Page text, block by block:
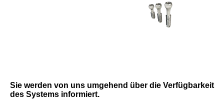
Sie werden von uns umgehend über die Verfügbarkeit
des Systems informiert.